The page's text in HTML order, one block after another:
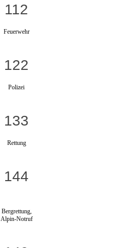
112
Feuerwehr
122
Polizei
133
Rettung
144
Bergrettung,
Alpin-Notruf